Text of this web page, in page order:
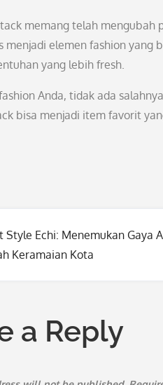
memang telah mengubah
menjadi elemen fashion
yang lebih fresh.
Anda, tidak ada
bisa menjadi item favorit
Style Echi: Menemukan Gaya
Keramaian Kota
a Reply